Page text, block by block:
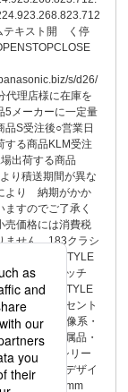
テキスト開 く停
s/d26/
代理店様に在庫を
5メーカーに一定量
品S受注後○営業日
する商品KLM受注
出荷する商品
り積送期間が異な
より 納期がかか
ますのでご了承く
売価格には消費税
ません。183クラシ
プレートSOSTYLE
調光スイッチ
イッチSOSTYLE
コンセント
SOSTYLE映像系・
付属品・
トデザインシリー
・商品一覧デザイ
法表示単位：mm